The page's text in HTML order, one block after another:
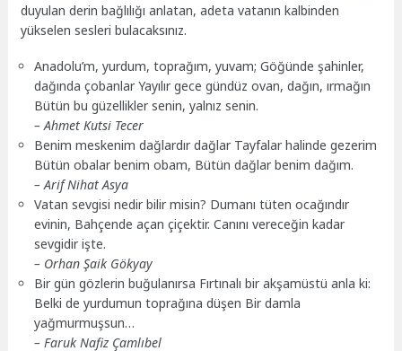
duyulan derin bağlılığı anlatan, adeta vatanın kalbinden
yükselen sesleri bulacaksınız.
Anadolu’m, yurdum, toprağım, yuvam; Göğünde şahinler,
dağında çobanlar Yayılır gece gündüz ovan, dağın, ırmağın
Bütün bu güzellikler senin, yalnız senin.
– Ahmet Kutsi Tecer
Benim meskenim dağlardır dağlar Tayfalar halinde gezerim
Bütün obalar benim obam, Bütün dağlar benim dağım.
– Arif Nihat Asya
Vatan sevgisi nedir bilir misin? Dumanı tüten ocağındır
evinin, Bahçende açan çiçektir. Canını vereceğin kadar
sevgidir işte.
– Orhan Şaik Gökyay
Bir gün gözlerin buğulanırsa Fırtınalı bir akşamüstü anla ki:
Belki de yurdumun toprağına düşen Bir damla
yağmurmuşsun…
– Faruk Nafiz Çamlıbel